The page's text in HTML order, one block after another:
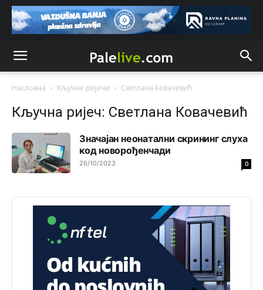
Насловна Кључне ријечи Светлана Ковачевић
Кључна ријеч: Светлана Ковачевић
Значајан неонатални скрининг слуха
код новорођенчади
26/10/2023 0
Vodovodu je primaran novac koji sigurno dobija iz
Kantona.Seljaci koji žive u Palama (kakvi građani kad je
sve šljeglo) ionako slabo plaćaju vodu
Анонимно2798926 јуче 11:17
Анонимно2798926 јуче 11:21
Ako tamo već ne živite. Topla preporuka paljanskog
yбиће га Били као зеца
Sto bogatiji-to skrtiji,sto tisi-to opasniji,sto pricivljiviji-to
gluplji,sto ljepsi-to razmazaniji,sto emotivniji-to
iskreniji,sto jaci- to bezdusniji,sto sladji u govoru-to